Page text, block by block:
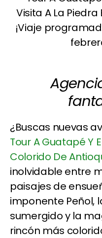
¿Buscas nuevas
Tour A Guatapé Y
Colorido De
inolvidable entre
paisajes de
imponente Peñol,
sumergido y la
rincón más